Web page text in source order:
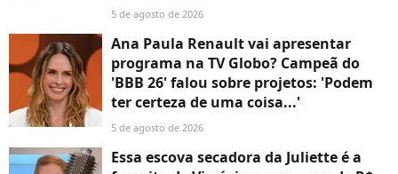
5 de agosto de 2026
Ana Paula Renault vai apresentar
programa na TV Globo? Campeã do
'BBB 26' falou sobre projetos: 'Podem
ter certeza de uma coisa...'
5 de agosto de 2026
Essa escova secadora da Juliette é a